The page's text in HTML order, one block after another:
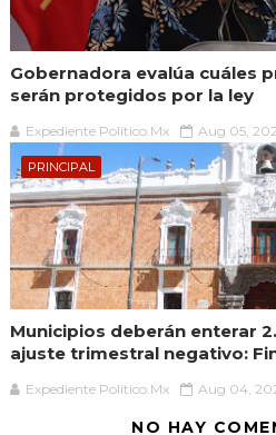
Gobernadora evalúa cuáles
serán protegidos por la ley
Expediente Político.Mx Aug 05,
PRINCIPAL
Municipios deberán enterar
ajuste trimestral negativo:
Expediente Político.Mx Aug 04,
NO HAY